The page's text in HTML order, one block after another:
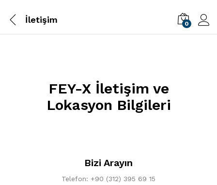
İletişim 0
FEY-X İletişim ve
Lokasyon Bilgileri
Bizi Arayın
Telefon: +90 (312) 395 69 15